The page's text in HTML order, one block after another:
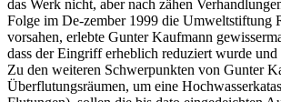
das Werk nicht, aber nach zähen
Folge im De-zember 1999 die Umweltstiftung
vorsahen, erlebte Gunter Kaufmann
dass der Eingriff erheblich reduziert wurde
Zu den weiteren Schwerpunkten von Gunter
Überflutungsräumen, um eine